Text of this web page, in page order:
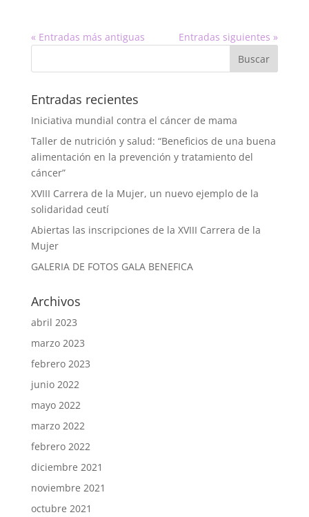
« Entradas más antiguas Entradas siguientes »
Entradas recientes
Iniciativa mundial contra el cáncer de mama
Taller de nutrición y salud: “Beneficios de una buena
alimentación en la prevención y tratamiento del
cáncer”
XVIII Carrera de la Mujer, un nuevo ejemplo de la
solidaridad ceutí
Abiertas las inscripciones de la XVIII Carrera de la
Mujer
GALERIA DE FOTOS GALA BENEFICA
Archivos
abril 2023
marzo 2023
febrero 2023
junio 2022
mayo 2022
marzo 2022
febrero 2022
diciembre 2021
noviembre 2021
octubre 2021